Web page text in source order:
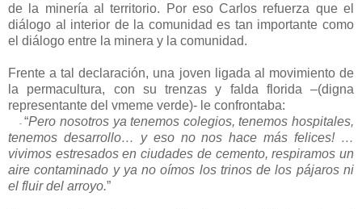
de la minería al territorio. Por eso Carlos refuerza que el
diálogo al interior de la comunidad es tan importante como
el diálogo entre la minera y la comunidad.
Frente a tal declaración, una joven ligada al movimiento de
la permacultura, con su trenzas y falda florida –(digna
representante del vmeme verde)- le confrontaba:
“Pero nosotros ya tenemos colegios, tenemos hospitales,
tenemos desarrollo… y eso no nos hace más felices! …
vivimos estresados en ciudades de cemento, respiramos un
aire contaminado y ya no oímos los trinos de los pájaros ni
el fluir del arroyo.”